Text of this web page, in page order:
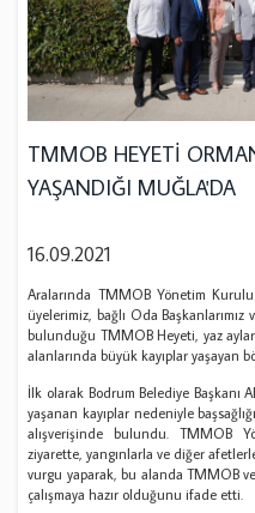
TMMOB HEYETİ
YAŞANDIĞI MUĞLA'DA
16.09.2021
Aralarında TMMOB Yönetim
üyelerimiz, bağlı Oda
bulunduğu TMMOB Heyeti, yaz
alanlarında büyük kayıplar yaşayan
İlk olarak Bodrum Belediye Başkanı
yaşanan kayıplar nedeniyle
alışverişinde bulundu. TMMOB
ziyarette, yangınlarla ve diğer
vurgu yaparak, bu alanda TMMOB
çalışmaya hazır olduğunu ifade etti.